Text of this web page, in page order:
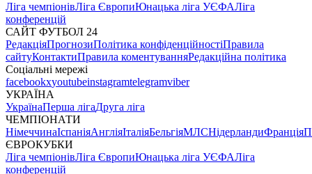
Ліга чемпіонівЛіга ЄвропиЮнацька ліга УЄФАЛіга
конференцій
САЙТ ФУТБОЛ 24
РедакціяПрогнозиПолітика конфіденційностіПравила
сайтуКонтактиПравила коментуванняРедакційна політика
Соціальні мережі
facebookxyoutubeinstagramtelegramviber
УКРАЇНА
УкраїнаПерша лігаДруга ліга
ЧЕМПІОНАТИ
НімеччинаІспаніяАнгліяІталіяБельгіяМЛСНідерландиФранція
ЄВРОКУБКИ
Ліга чемпіонівЛіга ЄвропиЮнацька ліга УЄФАЛіга
конференцій